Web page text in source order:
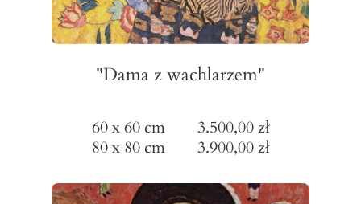
60 x 60 cm 3.500,00 zł
80 x 80 cm 3.900,00 zł
"Dama z wachlarzem"